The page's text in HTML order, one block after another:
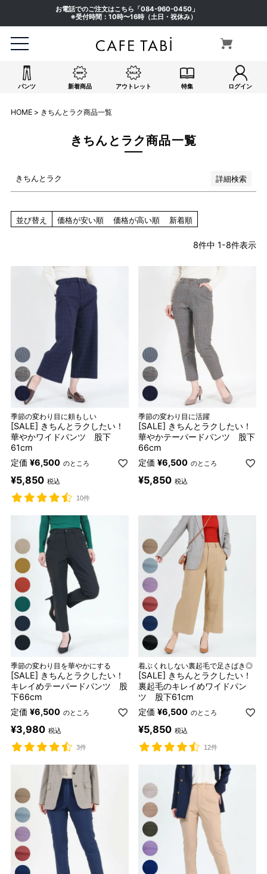
お電話でのご注文はこちら「084-960-0450 」
※受付時間：10時〜16時（土日・祝休み）
パンツ 新着商品 アウトレット 特集 ログイン
HOME きちんとラク商品一覧
きちんとラク商品一覧
きちんとラク 詳細検索
イエロー系
パープル系
その他（柄）
検索
並び替え 価格が安い順 価格が高い順 新着順
8件中 1-8件表示
季節の変わり目に頼もしい
[SALE] きちんとラクしたい！
華やかワイドパンツ 股下
61cm
定価 ¥6,500 のところ
¥5,850 税込
10件
季節の変わり目に活躍
[SALE] きちんとラクしたい！
華やかテーパードパンツ 股下
66cm
定価 ¥6,500 のところ
¥5,850 税込
季節の変わり目を華やかにする
[SALE] きちんとラクしたい！
キレイめテーパードパンツ 股
下66cm
定価 ¥6,500 のところ
¥3,980 税込
3件
着ぶくれしない裏起毛で足さばき◎
[SALE] きちんとラクしたい！
裏起毛のキレイめワイドパン
ツ 股下61cm
定価 ¥6,500 のところ
¥5,850 税込
12件